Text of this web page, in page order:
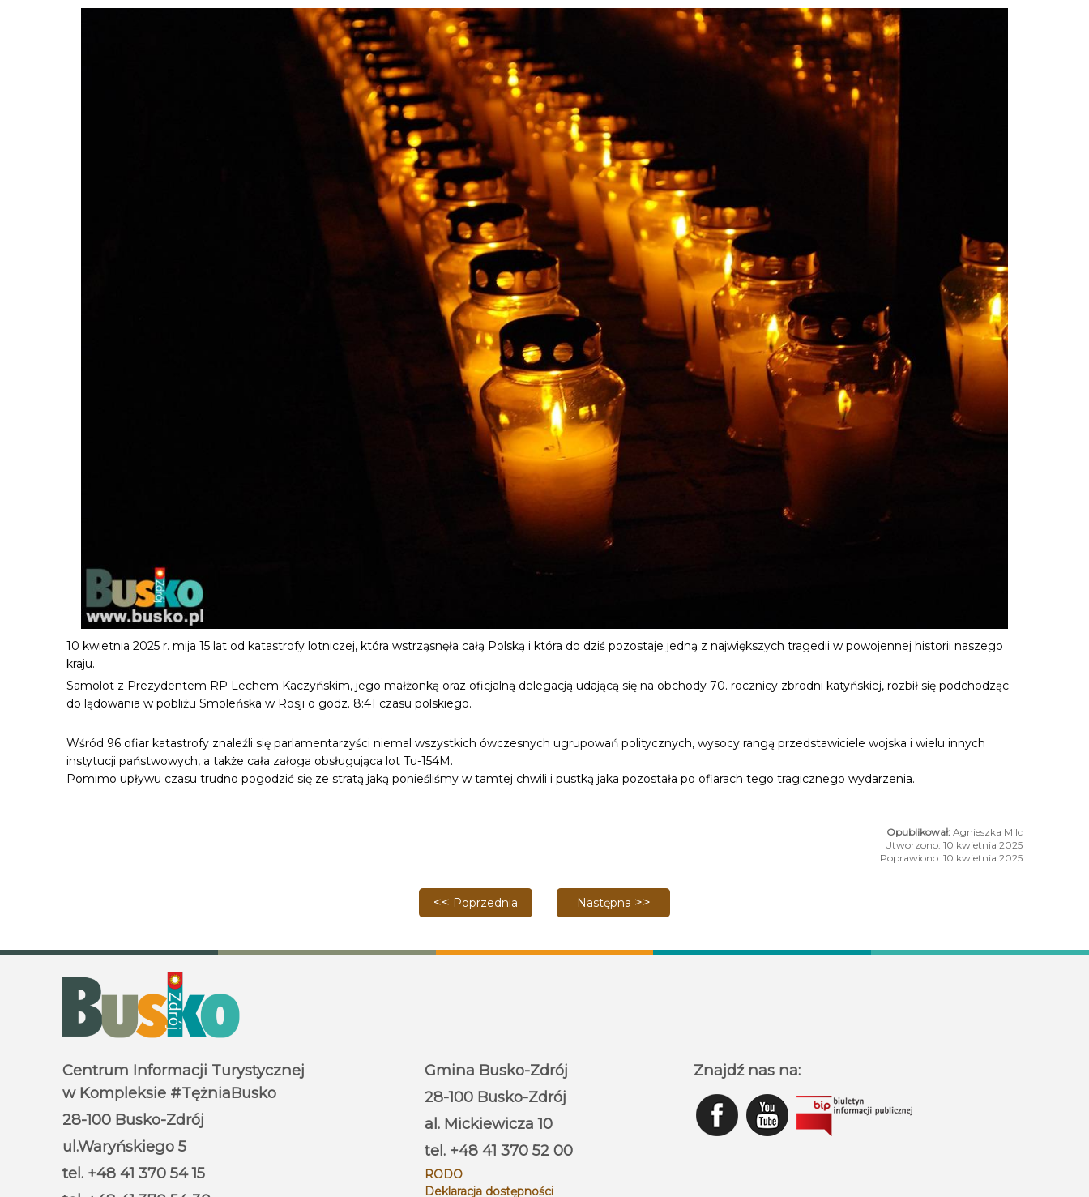
10 kwietnia 2025 r. mija 15 lat od katastrofy lotniczej, która wstrząsnęła całą Polską i która do dziś pozostaje jedną z największych tragedii w powojennej historii naszego
kraju.
Samolot z Prezydentem RP Lechem Kaczyńskim, jego małżonką oraz oficjalną delegacją udającą się na obchody 70. rocznicy zbrodni katyńskiej, rozbił się podchodząc
do lądowania w pobliżu Smoleńska w Rosji o godz. 8:41 czasu polskiego.
Wśród 96 ofiar katastrofy znaleźli się parlamentarzyści niemal wszystkich ówczesnych ugrupowań politycznych, wysocy rangą przedstawiciele wojska i wielu innych
instytucji państwowych, a także cała załoga obsługująca lot Tu-154M.
Pomimo upływu czasu trudno pogodzić się ze stratą jaką ponieśliśmy w tamtej chwili i pustką jaka pozostała po ofiarach tego tragicznego wydarzenia.
Agnieszka Milc
Utworzono: 10 kwietnia 2025
Poprawiono: 10 kwietnia 2025
Poprzednia strona: Trwa nabór do konkursu kulinarnego ,,Bitwa Regionów"
Poprzednia Następna strona: Marzanna - ostatni taniec zimy
Następna
Centrum Informacji Turystycznej
w Kompleksie #TężniaBusko
28-100 Busko-Zdrój
ul.Waryńskiego 5
tel. +48 41 370 54 15
Gmina Busko-Zdrój
28-100 Busko-Zdrój
al. Mickiewicza 10
tel. +48 41 370 52 00
RODO
Deklaracja dostępności
Znajdź nas na: